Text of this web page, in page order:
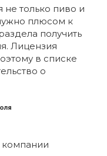
не только пиво и
плюсом к
получить
Лицензия
в списке
о
компании